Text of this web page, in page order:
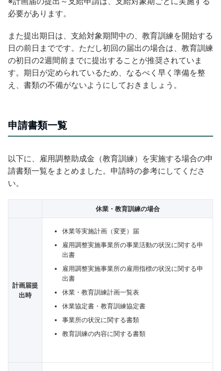
必要があります。
また提出期日は、支給対象期間中の、教育訓練を開始する
日の前日までです。ただし初回の届出の場合は、教育訓練
の初日の2週間前までに提出することが推奨されていま
す。期日が定められているため、なるべく早く準備を整
え、書類の不備がないようにしておきましょう。
申請書類一覧
以下に、雇用調整助成金（教育訓練）を実施する場合の申
請書類一覧をまとめました。申請時の参考にしてくださ
い。
休業・教育訓練の場合
計画届提
出時
休業等実施計画（変更）届
雇用調整実施事業所の事業活動の状況に関する申
出書
雇用調整実施事業所の雇用指標の状況に関する申
出書
休業・教育訓練計画一覧表
休業協定書・教育訓練協定書
事業所の状況に関する書類
教育訓練の内容に関する書類